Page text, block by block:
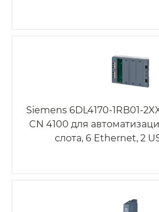
Siemens 6DL4170-1RB01-
CN 4100 для
слота, 6 Ethernet, 2